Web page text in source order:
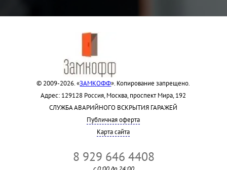
© 2009-2026. «ЗАМКОФФ». Копирование запрещено.
Адрес: 129128 Россия, Москва, проспект Мира, 192
СЛУЖБА АВАРИЙНОГО ВСКРЫТИЯ ГАРАЖЕЙ
Публичная оферта
Карта сайта
8 929 646 4408